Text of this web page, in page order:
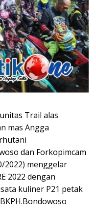
Trail alas
mas Angga
dan Forkopimcam
2022) menggelar
2022 dengan
kuliner P21 petak